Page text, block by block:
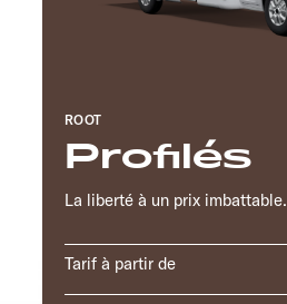
Profilés
ROOT
La liberté à un prix imbattable.
Tarif à partir de